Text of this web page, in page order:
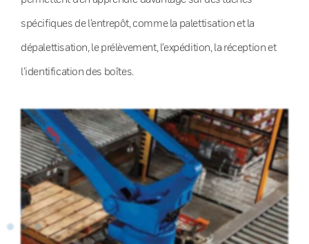
spécifiques de l’entrepôt, comme la palettisation et la
dépalettisation, le prélèvement, l’expédition, la réception et
l’identification des boîtes.